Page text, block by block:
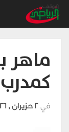
ماهر
في 2 حزيران , 2026